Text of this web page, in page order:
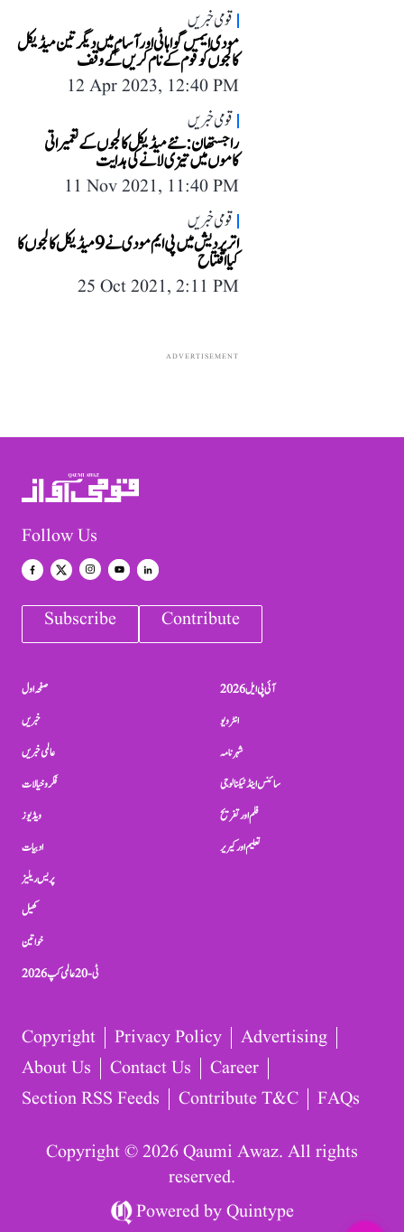
قومی خبریں
مودی ایمس گواہاٹی اور آسام میں دیگر تین میڈیکل
کالجوں کو قوم کے نام کریں گے وقف
12 Apr 2023, 12:40 PM
قومی خبریں
راجستھان: نئے میڈیکل کالجوں کے تعمیراتی
کاموں میں تیزی لانے کی ہدایت
11 Nov 2021, 11:40 PM
قومی خبریں
اتر پردیش میں پی ایم مودی نے 9 میڈیکل کالجوں کا
کیا افتتاح
25 Oct 2021, 2:11 PM
ADVERTISEMENT
Follow Us
Subscribe Contribute
صفحہ اول
خبریں
عالمی خبریں
فکر و خیالات
ویڈیوز
ادبیات
پریس ریلیز
کھیل
خواتین
ٹی-20 عالمی کپ 2026
آئی پی ایل 2026
انٹرویو
شہرنامہ
سائنس اینڈ ٹیکنالوجی
فلم اور تفریح
تعلیم اور کیریر
Copyright Privacy Policy
Advertising
About Us
Contact Us
Career
Section RSS Feeds
Contribute T&C FAQs
Copyright © 2026 Qaumi Awaz. All rights
reserved.
Powered byQuintype